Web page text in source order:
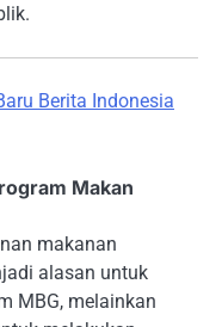
Berita Indonesia
Makan
makanan
alasan untuk
MBG, melainkan